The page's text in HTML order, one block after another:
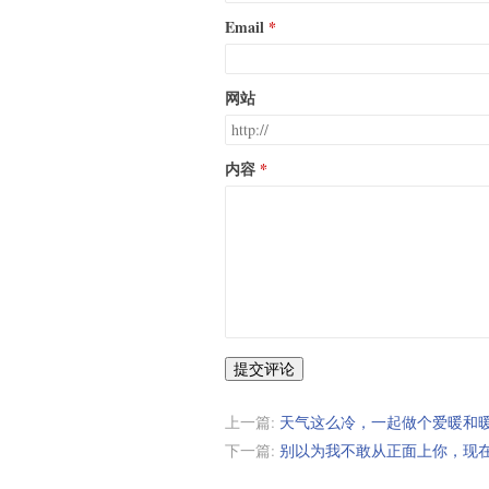
Email
网站
内容
提交评论
上一篇: 天气这么冷，一起做个爱暖和
下一篇: 别以为我不敢从正面上你，现